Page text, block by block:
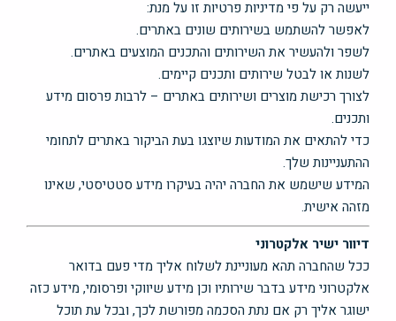
ייעשה רק על פי מדיניות פרטיות זו על מנת:
לאפשר להשתמש בשירותים שונים באתרים.
לשפר ולהעשיר את השירותים והתכנים המוצעים באתרים.
לשנות או לבטל שירותים ותכנים קיימים.
לצורך רכישת מוצרים ושירותים באתרים – לרבות פרסום מידע
ותכנים.
כדי להתאים את המודעות שיוצגו בעת הביקור באתרים לתחומי
ההתעניינות שלך.
המידע שישמש את החברה יהיה בעיקרו מידע סטטיסטי, שאינו
מזהה אישית.
דיוור ישיר אלקטרוני
ככל שהחברה תהא מעוניינת לשלוח אליך מדי פעם בדואר
אלקטרוני מידע בדבר שירותיו וכן מידע שיווקי ופרסומי, מידע כזה
ישוגר אליך רק אם נתת הסכמה מפורשת לכך, ובכל עת תוכל